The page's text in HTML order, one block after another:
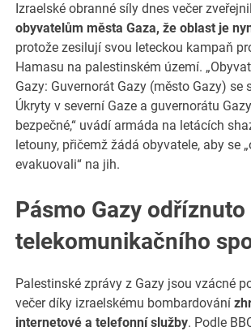
Izraelské obranné síly dnes večer
obyvatelům města Gaza, že oblast je
protože zesilují svou leteckou kampaň
Hamasu na palestinském území.
Gazy: Guvernorát Gazy (město Gazy) se
Úkryty v severní Gaze a guvernorátu
bezpečné,“ uvádí armáda na letácích
letouny, přičemž žádá obyvatele, aby se
evakuovali“ na jih.
Pásmo Gazy odříznuto
telekomunikačního
Palestinské zprávy z Gazy jsou vzácné
večer díky izraelskému bombardování
internetové a telefonní služby. Podle